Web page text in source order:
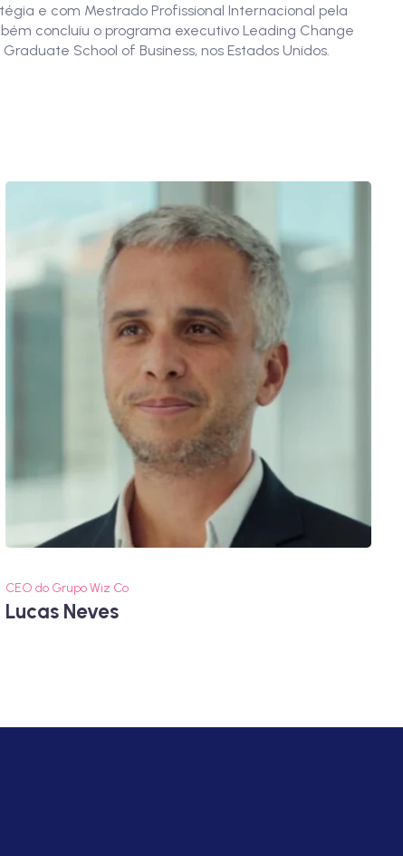
e com Mestrado Profissional Internacional pela
concluiu o programa executivo Leading Change
School of Business, nos Estados Unidos.
CEO do Grupo Wiz Co
Lucas Neves